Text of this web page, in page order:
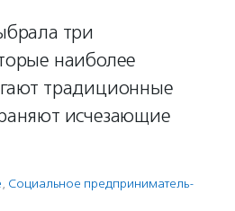
три
наиболее
традиционные
исчезающие
, Социальное предпри­нима­тель­